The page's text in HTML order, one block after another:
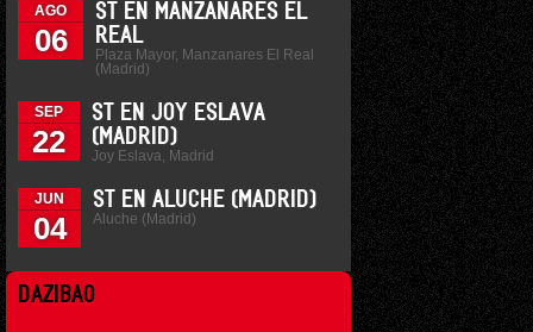
AGO
06
ST EN MANZANARES EL
REAL
Plaza Mayor, Manzanares El Real
(Madrid)
SEP
22
ST EN JOY ESLAVA
(MADRID)
Joy Eslava, Madrid
JUN
04
ST EN ALUCHE (MADRID)
Aluche (Madrid)
DAZIBAO